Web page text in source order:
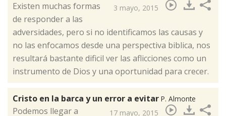
3 mayo, 2015
​Existen muchas formas
de responder a las
adversidades, pero si no identificamos las causas y
no las enfocamos desde una perspectiva biblica, nos
resultará bastante dificil ver las aflicciones como un
instrumento de Dios y una oportunidad para crecer.
Cristo en la barca y un error a evitar P. Almonte
17 mayo, 2015
​Podemos llegar a